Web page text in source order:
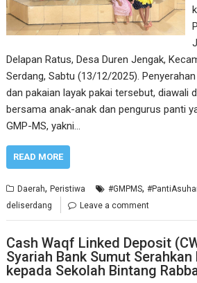
Delapan Ratus, Desa Duren Jengak,
Serdang, Sabtu (13/12/2025).
dan pakaian layak pakai tersebut, diawali
bersama anak-anak dan pengurus panti
GMP-MS, yakni…
READ MORE
Daerah,Peristiwa #GMPMS,
deliserdang Leave a comment
Cash Waqf Linked Deposit
Syariah Bank Sumut
kepada Sekolah Bintang